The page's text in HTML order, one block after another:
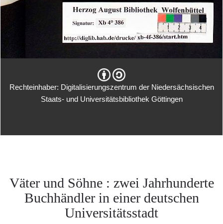
Rechteinhaber: Digitalisierungszentrum der Niedersächsischen
Staats- und Universitätsbibliothek Göttingen
Väter und Söhne : zwei Jahrhunderte
Buchhändler in einer deutschen
Universitätsstadt